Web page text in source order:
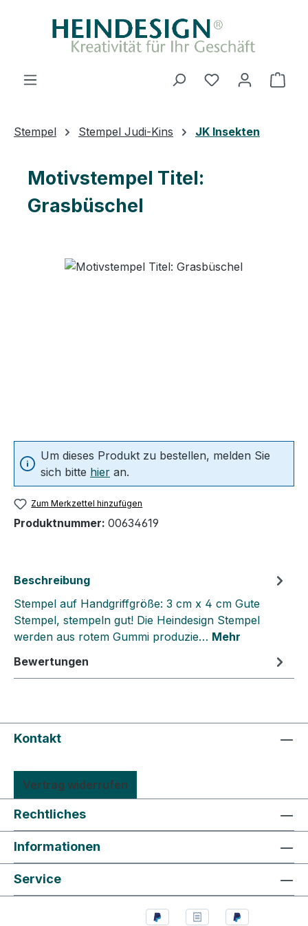
Zum Hauptinhalt springen
Du hast 0
Stempel Stempel Judi-Kins JK Insekten
Motivstempel Titel:
Grasbüschel
Um dieses Produkt zu bestellen, melden Sie
sich bitte hier an.
Zum Merkzettel hinzufügen
Produktnummer: 00634619
Beschreibung
Stempel auf Handgriffgröße: 3 cm x 4 cm Gute
Stempel, stempeln gut! Die Heindesign Stempel
werden aus rotem Gummi produzie… Mehr
Bewertungen
Kontakt
Vertrag widerrufen
Rechtliches
Informationen
Service